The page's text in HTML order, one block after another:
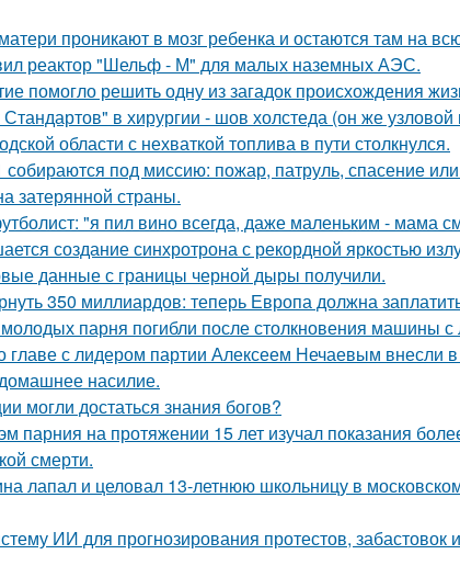
проникают в мозг ребенка и остаются там на
реактор "Шельф - М" для малых наземных АЭС.
помогло решить одну из загадок происхождения
в хирургии - шов холстеда (он же
области с нехваткой топлива в пути столкнулся.
собираются под миссию: пожар, патруль, спасение
затерянной страны.
"я пил вино всегда, даже маленьким - мама
создание синхротрона с рекордной яркостью
данные с границы черной дыры получили.
350 миллиардов: теперь Европа должна
парня погибли после столкновения машины
с лидером партии Алексеем Нечаевым внесли в
насилие.
могли достаться знания богов?
парния на протяжении 15 лет изучал показания
смерти.
лапал и целовал 13-летнюю школьницу в
ИИ для прогнозирования протестов, забастовок